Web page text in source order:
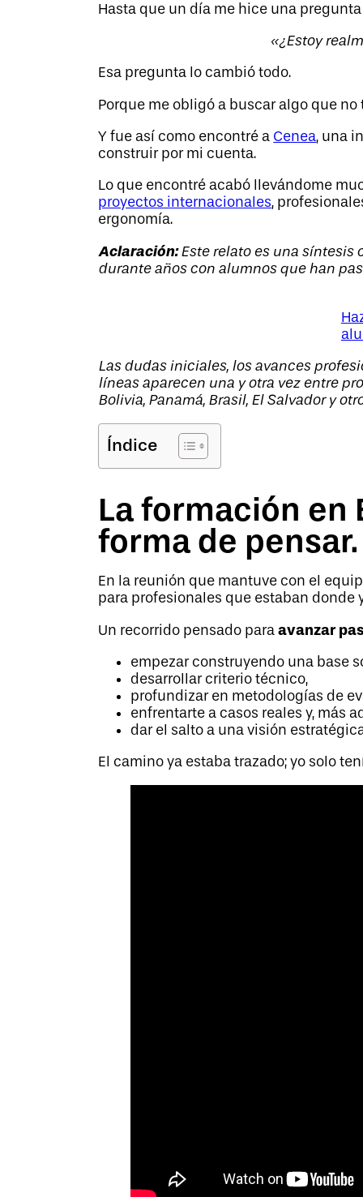
Hasta que un día me hice una
«¿Estoy
Esa pregunta lo cambió todo.
Porque me obligó a buscar algo que
Y fue así como encontré a Cenea, una
construir por mi cuenta.
Lo que encontré acabó llevándome
proyectos internacionales,
ergonomía.
Aclaración:Este relato es una síntesis
durante años con alumnos que han
Las dudas iniciales, los avances
líneas aparecen una y otra vez entre
Bolivia, Panamá, Brasil, El Salvador y
Índice
La formación en
forma de pensar.
En la reunión que mantuve con el
para profesionales que estaban donde
Un recorrido pensado paraavanzar
empezar construyendo una base
desarrollar criterio técnico,
profundizar en metodologías de
enfrentarte a casos reales y, más
dar el salto a una visión
El camino ya estaba trazado; yo solo